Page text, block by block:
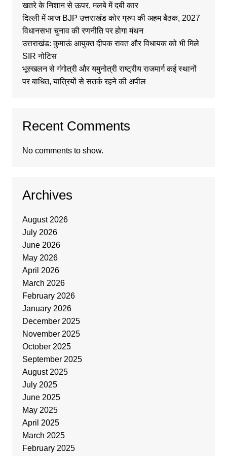
खतरे के निशान से ऊपर, मलबे में दबी कार
दिल्ली में आज BJP उत्तराखंड कोर ग्रुप की अहम बैठक, 2027
विधानसभा चुनाव की रणनीति पर होगा मंथन
उत्तराखंड: कुमाऊं आयुक्त दीपक रावत और विधायक को भी मिले
SIR नोटिस
भूस्खलन से गंगोत्री और यमुनोत्री राष्ट्रीय राजमार्ग कई स्थानों
पर बाधित, यात्रियों से सतर्क रहने की अपील
Recent Comments
No comments to show.
Archives
August 2026
July 2026
June 2026
May 2026
April 2026
March 2026
February 2026
January 2026
December 2025
November 2025
October 2025
September 2025
August 2025
July 2025
June 2025
May 2025
April 2025
March 2025
February 2025